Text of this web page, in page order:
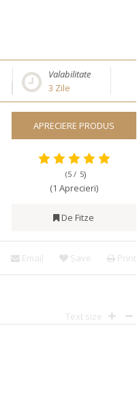
Valabilitate
3 Zile
APRECIERE PRODUS
(5 / 5)
(1 Aprecieri)
De Fitze
Email Save Print
Text size